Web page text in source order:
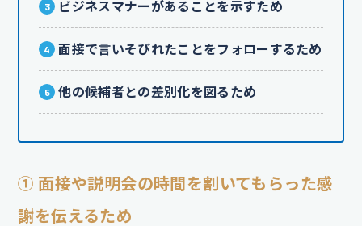
ビジネスマナーがあることを示すため
面接で言いそびれたことをフォローするため
他の候補者との差別化を図るため
① 面接や説明会の時間を割いてもらった感
謝を伝えるため